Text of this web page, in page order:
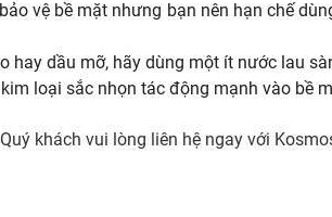
vệ bề mặt nhưng bạn nên hạn chế
hay dầu mỡ, hãy dùng một ít nước lau
loại sắc nhọn tác động mạnh vào bề
khách vui lòng liên hệ ngay với